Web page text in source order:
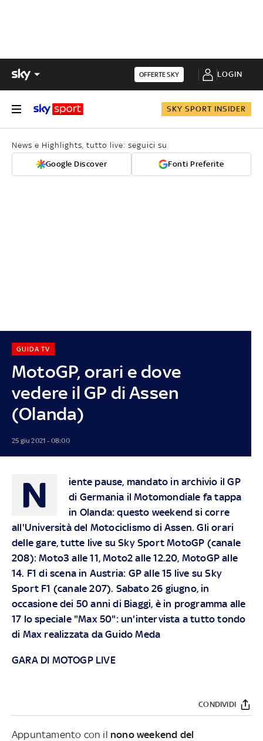
OFFERTE SKY LOGIN
SKY SPORT INSIDER
News e Highlights, tutto live: seguici su
Google Discover Fonti Preferite
MotoGP, orari e dove
vedere il GP di Assen
(Olanda)
GUIDA TV
25 giu 2021 - 08:00
N
iente pause, mandato in archivio il GP
di Germania il Motomondiale fa tappa
in Olanda: questo weekend si corre
all'Università del Motociclismo di Assen. Gli orari
delle gare, tutte live su Sky Sport MotoGP (canale
208): Moto3 alle 11, Moto2 alle 12.20, MotoGP alle
14. F1 di scena in Austria: GP alle 15 live su Sky
Sport F1 (canale 207). Sabato 26 giugno, in
occasione dei 50 anni di Biaggi, è in programma alle
17 lo speciale "Max 50": un'intervista a tutto tondo
di Max realizzata da Guido Meda
GARA DI MOTOGP LIVE
CONDIVIDI
Appuntamento con il nono weekend del